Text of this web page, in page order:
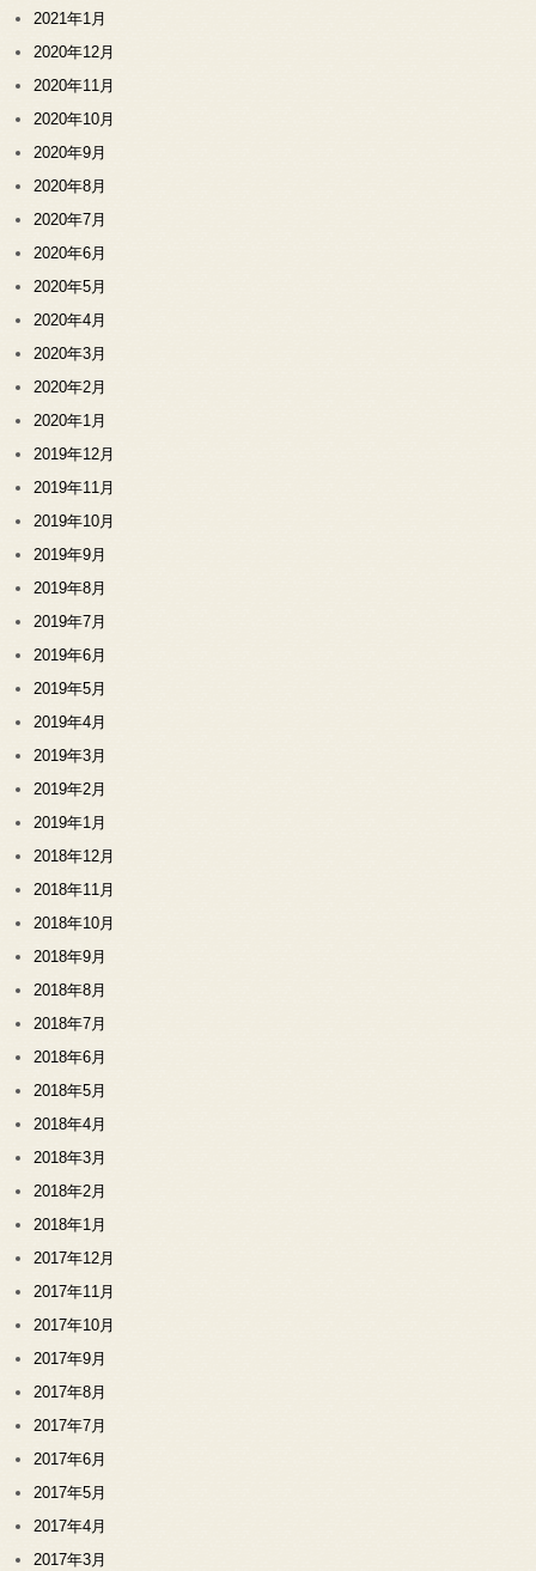
2021年1月
2020年12月
2020年11月
2020年10月
2020年9月
2020年8月
2020年7月
2020年6月
2020年5月
2020年4月
2020年3月
2020年2月
2020年1月
2019年12月
2019年11月
2019年10月
2019年9月
2019年8月
2019年7月
2019年6月
2019年5月
2019年4月
2019年3月
2019年2月
2019年1月
2018年12月
2018年11月
2018年10月
2018年9月
2018年8月
2018年7月
2018年6月
2018年5月
2018年4月
2018年3月
2018年2月
2018年1月
2017年12月
2017年11月
2017年10月
2017年9月
2017年8月
2017年7月
2017年6月
2017年5月
2017年4月
2017年3月